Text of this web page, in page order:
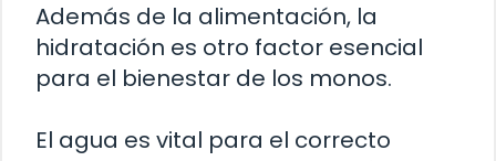
Además de la alimentación, la
hidratación es otro factor esencial
para el bienestar de los monos.
El agua es vital para el correcto